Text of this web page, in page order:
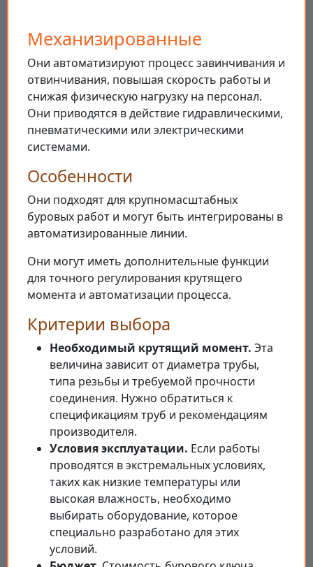
Механизированные
Они автоматизируют процесс завинчивания и
отвинчивания, повышая скорость работы и
снижая физическую нагрузку на персонал.
Они приводятся в действие гидравлическими,
пневматическими или электрическими
системами.
Особенности
Они подходят для крупномасштабных
буровых работ и могут быть интегрированы в
автоматизированные линии.
Они могут иметь дополнительные функции
для точного регулирования крутящего
момента и автоматизации процесса.
Критерии выбора
Необходимый крутящий момент. Эта
величина зависит от диаметра трубы,
типа резьбы и требуемой прочности
соединения. Нужно обратиться к
спецификациям труб и рекомендациям
производителя.
Условия эксплуатации. Если работы
проводятся в экстремальных условиях,
таких как низкие температуры или
высокая влажность, необходимо
выбирать оборудование, которое
специально разработано для этих
условий.